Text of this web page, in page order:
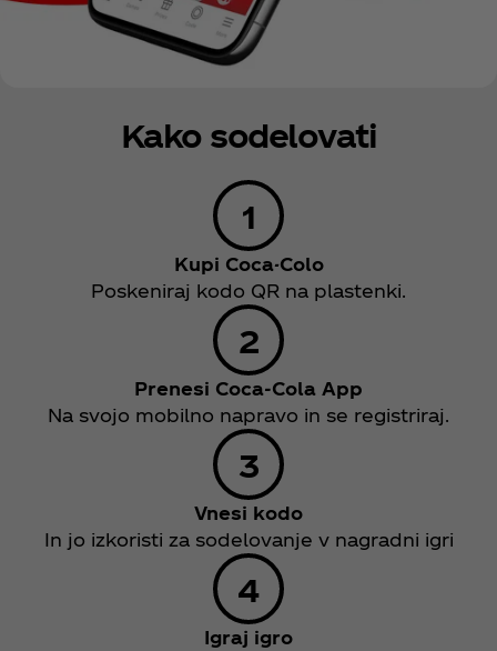
Kako sodelovati
Kupi Coca-Colo
Poskeniraj kodo QR na plastenki.
Prenesi Coca‑Cola App
Na svojo mobilno napravo in se registriraj.
​Vnesi kodo
In jo izkoristi za sodelovanje v nagradni igri
​Igraj igro